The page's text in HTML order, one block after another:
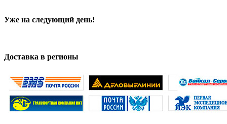
Уже на следующий день!
Доставка в регионы